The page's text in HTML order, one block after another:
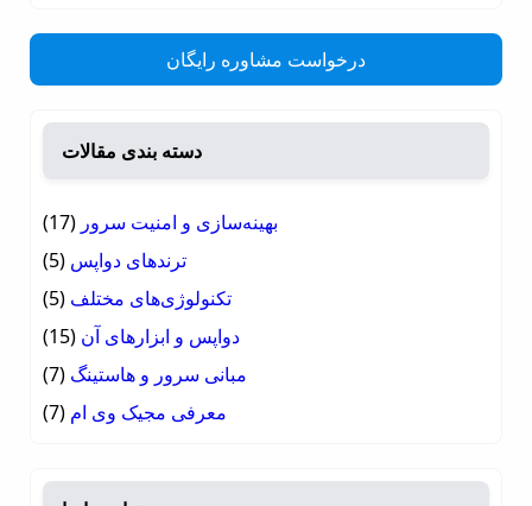
درخواست مشاوره رایگان
دسته بندی مقالات
بهینه‌سازی و امنیت سرور (17)
ترندهای دواپس (5)
تکنولوژی‌های مختلف (5)
دواپس و ابزارهای آن (15)
مبانی سرور و هاستینگ (7)
معرفی مجیک وی ام (7)